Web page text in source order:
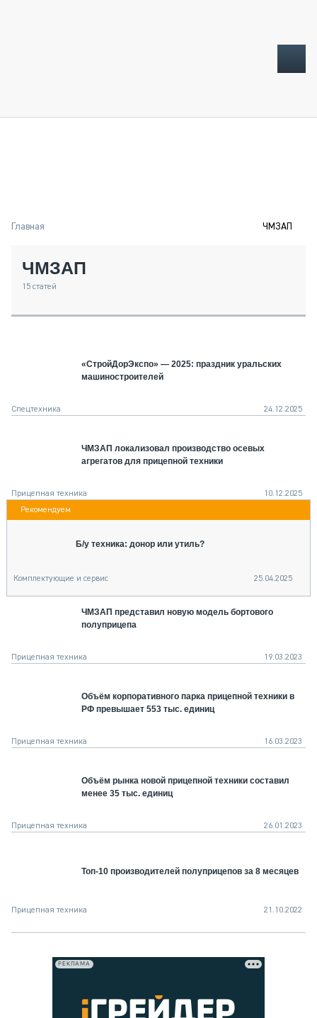
ТЕХНИКА КРУПНЫМ ПЛАНОМ
МЕРОПРИЯТИЯ
О ПРОЕКТЕ
Главная ЧМЗАП
ЧМЗАП
15 статей
«СтройДорЭкспо» — 2025: праздник уральских
машиностроителей
Спецтехника 24.12.2025
ЧМЗАП локализовал производство осевых
агрегатов для прицепной техники
Прицепная техника 10.12.2025
Б/у техника: донор или утиль?
Комплектующие и сервис 25.04.2025
ЧМЗАП представил новую модель бортового
полуприцепа
Прицепная техника 19.03.2023
Объём корпоративного парка прицепной техники в
РФ превышает 553 тыс. единиц
Прицепная техника 16.03.2023
Объём рынка новой прицепной техники составил
менее 35 тыс. единиц
Прицепная техника 26.01.2023
Топ-10 производителей полуприцепов за 8 месяцев
Прицепная техника 21.10.2022
РЕКЛАМА